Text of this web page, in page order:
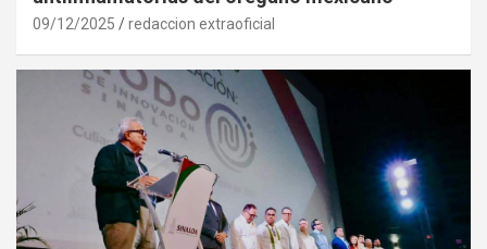
09/12/2025 redaccion extraoficial